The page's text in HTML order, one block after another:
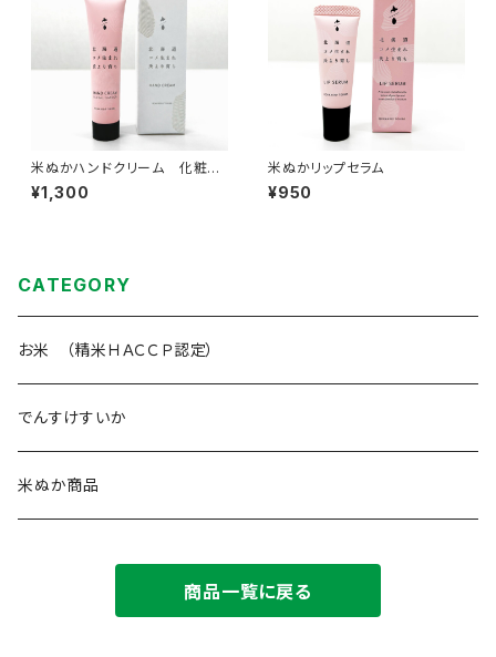
米ぬかハンドクリーム 化粧箱
入り
¥1,300
米ぬかリップセラム
¥950
CATEGORY
お米 （精米ＨＡＣＣＰ認定）
でんすけすいか
米ぬか商品
商品一覧に戻る